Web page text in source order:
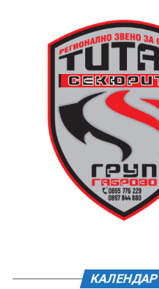
КАЛЕНДАР